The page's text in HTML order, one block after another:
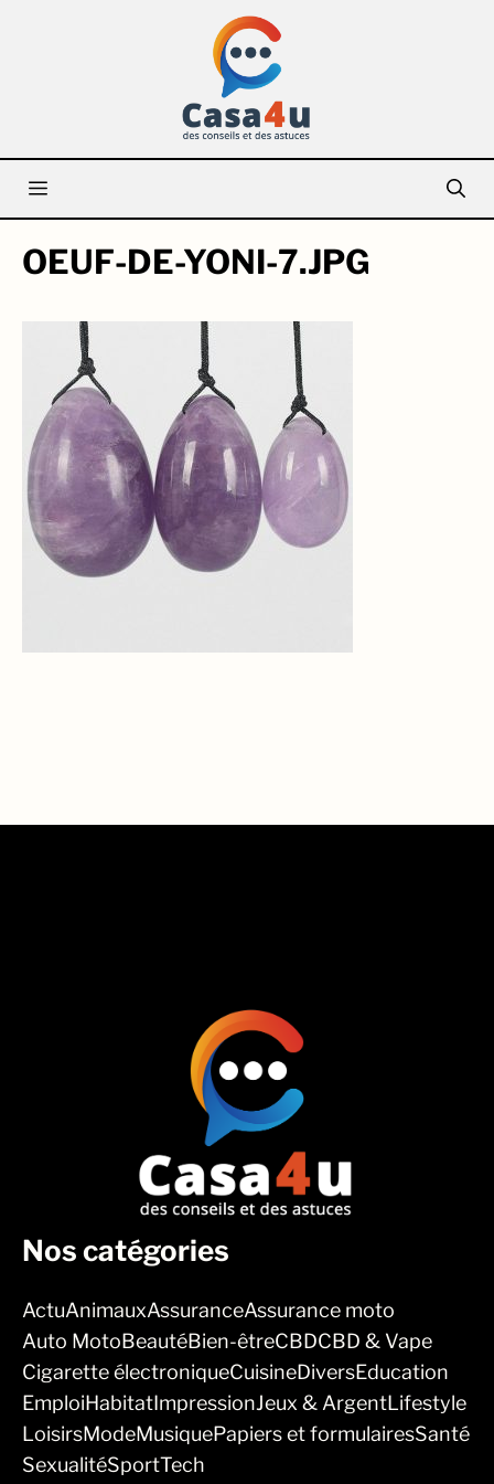
Menu
OEUF-DE-YONI-7.JPG
Nos catégories
ActuAnimauxAssuranceAssurance moto
Auto MotoBeautéBien-êtreCBDCBD & Vape
Cigarette électroniqueCuisineDiversEducation
EmploiHabitatImpressionJeux & ArgentLifestyle
LoisirsModeMusiquePapiers et formulairesSanté
SexualitéSportTech